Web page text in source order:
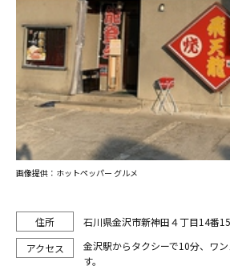
石川県金沢市新神田４丁目14番
金沢駅からタクシーで10分、ワ
す。
画像提供：ホットペッパー グルメ